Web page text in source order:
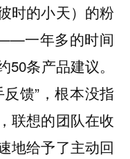
时的小天）的粉
一年多的时间
条产品建议。
馈”，根本没指
联想的团队在收
地给予了主动回